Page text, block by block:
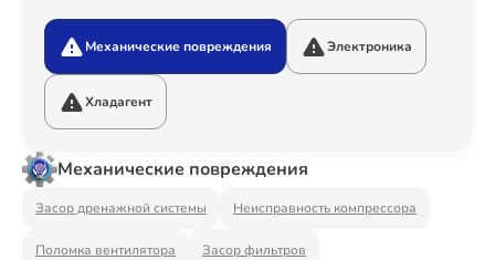
Механические повреждения Электроника
Хладагент
Механические повреждения
Засор дренажной системы Неисправность компрессора
Поломка вентилятора Засор фильтров
Ремонт Видеостен
Ремонт Интерактивных панелей